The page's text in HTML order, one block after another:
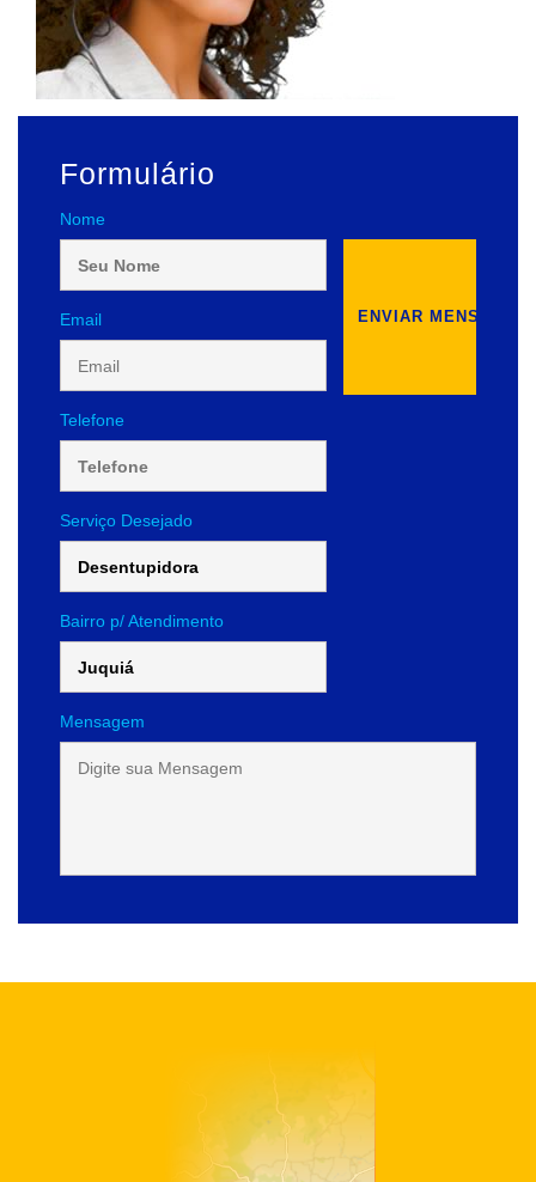
Formulário
Nome
Email
Telefone
Serviço Desejado
Bairro p/ Atendimento
Mensagem